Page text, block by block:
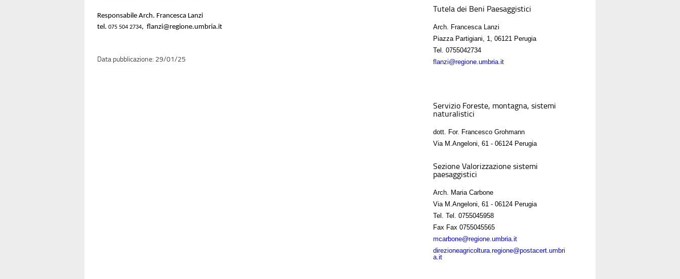
Responsabile Arch. Francesca Lanzi
tel. 075 504 2734, flanzi@regione.umbria.it
29/01/25
Tutela dei Beni Paesaggistici
Arch. Francesca Lanzi
Piazza Partigiani, 1, 06121 Perugia
Tel.
0755042734
flanzi@regione.umbria.it
Servizio Foreste, montagna, sistemi
naturalistici
dott. For. Francesco Grohmann
Via M.Angeloni, 61 - 06124 Perugia
Sezione Valorizzazione sistemi
paesaggistici
Arch. Maria Carbone
Via M.Angeloni, 61 - 06124 Perugia
Tel.
Tel. 0755045958
Fax Fax 0755045565
mcarbone@regione.umbria.it
direzioneagricoltura.regione@postacert.umbri
a.it